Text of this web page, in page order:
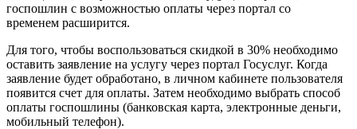
госпошлин с возможностью оплаты через портал со
временем расширится.
Для того, чтобы воспользоваться скидкой в 30% необходимо
оставить заявление на услугу через портал Госуслуг. Когда
заявление будет обработано, в личном кабинете пользователя
появится счет для оплаты. Затем необходимо выбрать способ
оплаты госпошлины (банковская карта, электронные деньги,
мобильный телефон).